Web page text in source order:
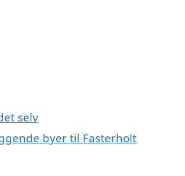
selv
byer til Fasterholt